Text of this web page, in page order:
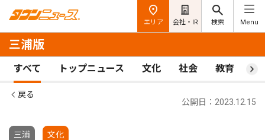
エリア 会社・IR 検索 Menu
三浦版
すべて トップニュース 文化 社会 教育 ス
戻る
三浦 文化
公開日：2023.12.15